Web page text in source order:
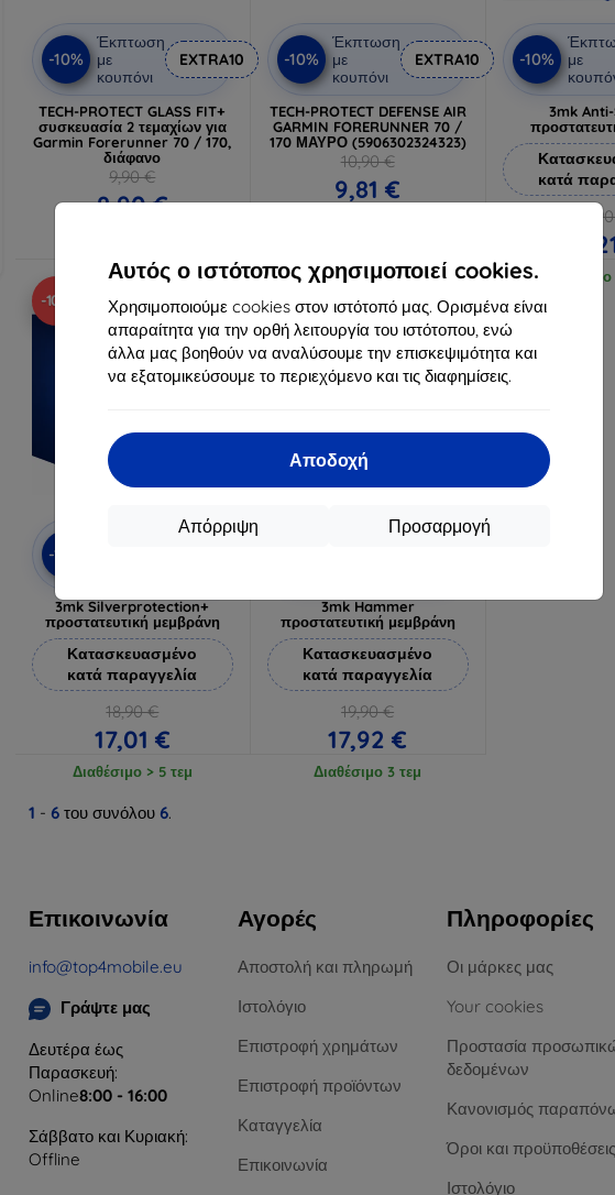
Αυτός ο ιστότοπος χρησιμοποιεί cookies.
Χρησιμοποιούμε cookies στον ιστότοπό μας. Ορισμένα είναι
απαραίτητα για την ορθή λειτουργία του ιστότοπου, ενώ
άλλα μας βοηθούν να αναλύσουμε την επισκεψιμότητα και
να εξατομικεύσουμε το περιεχόμενο και τις διαφημίσεις.
Αποδοχή
Προσαρμογή
Απόρριψη
-10%
Έκπτωση
με
κουπόνι
EXTRA10
TECH-PROTECT GLASS FIT+
συσκευασία 2 τεμαχίων για
Garmin Forerunner 70 / 170,
διάφανο
9,90 €
8,90 €
-10%
Έκπτωση
με
κουπόνι
EXTRA10
TECH-PROTECT DEFENSE AIR
GARMIN FORERUNNER 70 /
170 ΜΑΥΡΟ (5906302324323)
10,90 €
9,81 €
-10%
με
3mk
κατά
-10%
-10%
3mk Silverprotection+
προστατευτική μεμβράνη
Κατασκευασμένο
κατά παραγγελία
18,90 €
17,01 €
Διαθέσιμο > 5 τεμ
-10%
Έκπτωση
3mk Hammer
προστατευτική μεμβράνη
Κατασκευασμένο
κατά παραγγελία
19,90 €
17,92 €
Διαθέσιμο 3 τεμ
1 - 6 του συνόλου 6.
Επικοινωνία
info@top4mobile.eu
Γράψτε μας
Δευτέρα έως
Παρασκευή:
Online8:00 - 16:00
Σάββατο και Κυριακή:
Offline
Αγορές
Αποστολή και πληρωμή
Ιστολόγιο
Επιστροφή χρημάτων
Επιστροφή προϊόντων
Καταγγελία
Επικοινωνία
Πληροφορίες
Οι μάρκες μας
Your cookies
Προστασία
δεδομένων
Κανονισμός
Όροι και προϋποθέσεις
Ιστολόγιο